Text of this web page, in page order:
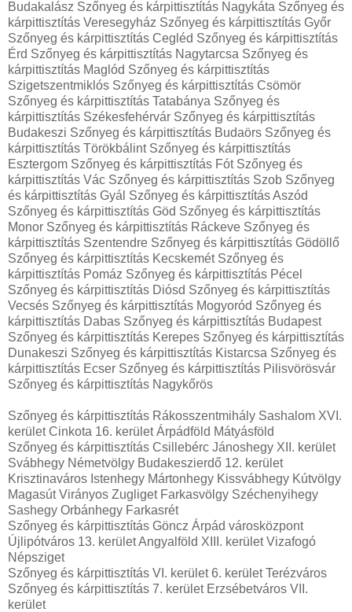
Budakalász Szőnyeg és kárpittisztítás Nagykáta Szőnyeg és
kárpittisztítás Veresegyház Szőnyeg és kárpittisztítás Győr
Szőnyeg és kárpittisztítás Cegléd Szőnyeg és kárpittisztítás
Érd Szőnyeg és kárpittisztítás Nagytarcsa Szőnyeg és
kárpittisztítás Maglód Szőnyeg és kárpittisztítás
Szigetszentmiklós Szőnyeg és kárpittisztítás Csömör
Szőnyeg és kárpittisztítás Tatabánya Szőnyeg és
kárpittisztítás Székesfehérvár Szőnyeg és kárpittisztítás
Budakeszi Szőnyeg és kárpittisztítás Budaörs Szőnyeg és
kárpittisztítás Törökbálint Szőnyeg és kárpittisztítás
Esztergom Szőnyeg és kárpittisztítás Fót Szőnyeg és
kárpittisztítás Vác Szőnyeg és kárpittisztítás Szob Szőnyeg
és kárpittisztítás Gyál Szőnyeg és kárpittisztítás Aszód
Szőnyeg és kárpittisztítás Göd Szőnyeg és kárpittisztítás
Monor Szőnyeg és kárpittisztítás Ráckeve Szőnyeg és
kárpittisztítás Szentendre Szőnyeg és kárpittisztítás Gödöllő
Szőnyeg és kárpittisztítás Kecskemét Szőnyeg és
kárpittisztítás Pomáz Szőnyeg és kárpittisztítás Pécel
Szőnyeg és kárpittisztítás Diósd Szőnyeg és kárpittisztítás
Vecsés Szőnyeg és kárpittisztítás Mogyoród Szőnyeg és
kárpittisztítás Dabas Szőnyeg és kárpittisztítás Budapest
Szőnyeg és kárpittisztítás Kerepes Szőnyeg és kárpittisztítás
Dunakeszi Szőnyeg és kárpittisztítás Kistarcsa Szőnyeg és
kárpittisztítás Ecser Szőnyeg és kárpittisztítás Pilisvörösvár
Szőnyeg és kárpittisztítás Nagykőrös
Szőnyeg és kárpittisztítás Rákosszentmihály Sashalom XVI.
kerület Cinkota 16. kerület Árpádföld Mátyásföld
Szőnyeg és kárpittisztítás Csillebérc Jánoshegy XII. kerület
Svábhegy Németvölgy Budakeszierdő 12. kerület
Krisztinaváros Istenhegy Mártonhegy Kissvábhegy Kútvölgy
Magasút Virányos Zugliget Farkasvölgy Széchenyihegy
Sashegy Orbánhegy Farkasrét
Szőnyeg és kárpittisztítás Göncz Árpád városközpont
Újlipótváros 13. kerület Angyalföld XIII. kerület Vizafogó
Népsziget
Szőnyeg és kárpittisztítás VI. kerület 6. kerület Terézváros
Szőnyeg és kárpittisztítás 7. kerület Erzsébetváros VII.
kerület